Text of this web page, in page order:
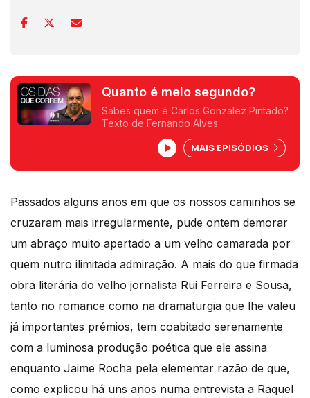
Quanto é meio segundo?
Sabes quem é Carlos Gonzalez Pintado?
Texto de Fernando Alves
MAIS EPISÓDIOS
Passados alguns anos em que os nossos caminhos se
cruzaram mais irregularmente, pude ontem demorar
um abraço muito apertado a um velho camarada por
quem nutro ilimitada admiração. A mais do que firmada
obra literária do velho jornalista Rui Ferreira e Sousa,
tanto no romance como na dramaturgia que lhe valeu
já importantes prémios, tem coabitado serenamente
com a luminosa produção poética que ele assina
enquanto Jaime Rocha pela elementar razão de que,
como explicou há uns anos numa entrevista a Raquel